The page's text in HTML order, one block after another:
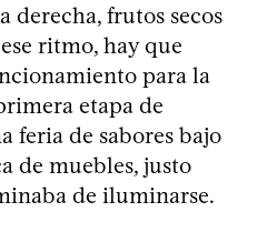
derecha, frutos secos
ritmo, hay que
para la
etapa de
feria de sabores bajo
de muebles, justo
de iluminarse.